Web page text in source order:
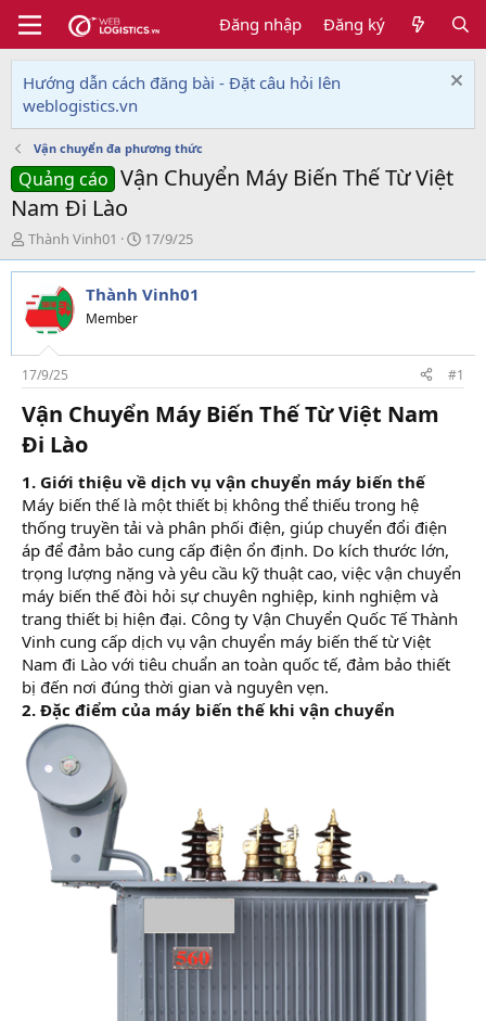
Đăng nhập Đăng ký
Hướng dẫn cách đăng bài - Đặt câu hỏi lên
weblogistics.vn
Vận chuyển đa phương thức
Quảng cáo Vận Chuyển Máy Biến Thế Từ Việt
Nam Đi Lào
T
h
r
e
a
d
s
t
a
r
t
e
Thành Vinh01
N
g
à
y
i
17/9/25
Thành Vinh01
Member
17/9/25 #1
Vận Chuyển Máy Biến Thế Từ Việt Nam
Đi Lào​
1. Giới thiệu về dịch vụ vận chuyển máy biến thế
Máy biến thế là một thiết bị không thể thiếu trong hệ
thống truyền tải và phân phối điện, giúp chuyển đổi điện
áp để đảm bảo cung cấp điện ổn định. Do kích thước lớn,
trọng lượng nặng và yêu cầu kỹ thuật cao, việc vận chuyển
máy biến thế đòi hỏi sự chuyên nghiệp, kinh nghiệm và
trang thiết bị hiện đại. Công ty Vận Chuyển Quốc Tế Thành
Vinh cung cấp dịch vụ vận chuyển máy biến thế từ Việt
Nam đi Lào với tiêu chuẩn an toàn quốc tế, đảm bảo thiết
bị đến nơi đúng thời gian và nguyên vẹn.
2. Đặc điểm của máy biến thế khi vận chuyển